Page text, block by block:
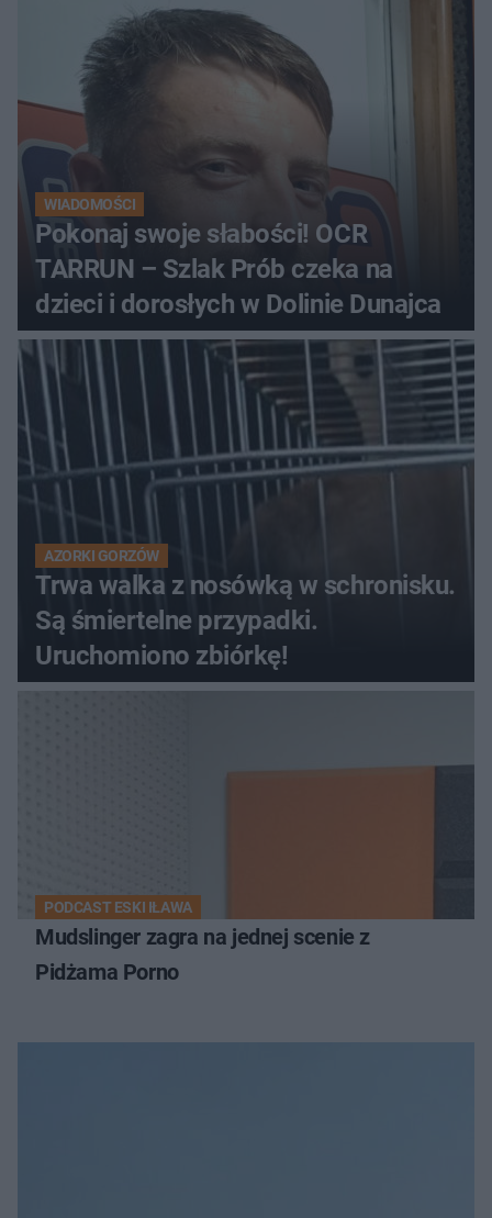
WIADOMOŚCI
Pokonaj swoje słabości! OCR
TARRUN – Szlak Prób czeka na
dzieci i dorosłych w Dolinie Dunajca
AZORKI GORZÓW
Trwa walka z nosówką w schronisku.
Są śmiertelne przypadki.
Uruchomiono zbiórkę!
PODCAST ESKI IŁAWA
Mudslinger zagra na jednej scenie z
Pidżama Porno